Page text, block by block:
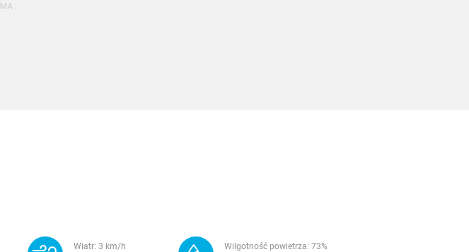
Wiatr: 3 km/h Wilgotność powietrza: 73%